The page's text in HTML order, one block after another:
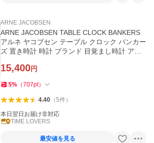
ARNE JACOBSEN
ARNE JACOBSEN TABLE CLOCK BANKERS
アルネ ヤコブセン テーブル クロック バンカー
ズ 置き時計 時計 ブランド 目覚まし時計 アナ
15,400円
5% （707pt）
4.40（5件）
本日翌日お届け非対応
TIME LOVERS
最安値を見る